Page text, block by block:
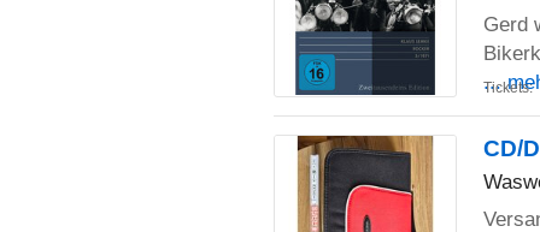
Gerd
...
Tickets:
CD/